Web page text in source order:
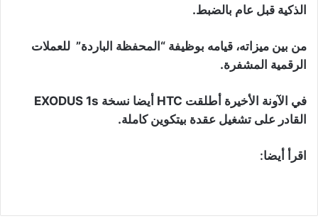
الذكية قبل عام بالضبط.
من بين ميزاته، قيامه بوظيفة “المحفظة الباردة” للعملات
الرقمية المشفرة.
في الآونة الأخيرة أطلقت HTC أيضا نسخة EXODUS 1s
القادر على تشغيل عقدة بيتكوين كاملة.
اقرأ أيضا: